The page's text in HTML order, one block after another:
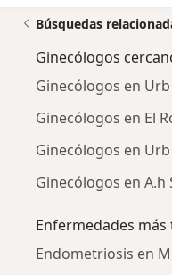
Búsquedas
Ginecólogos
Ginecólogos en
Ginecólogos en El
Ginecólogos en
Ginecólogos en A.h
Enfermedades
Endometriosis en